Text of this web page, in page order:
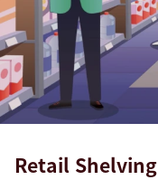
Retail Shelving